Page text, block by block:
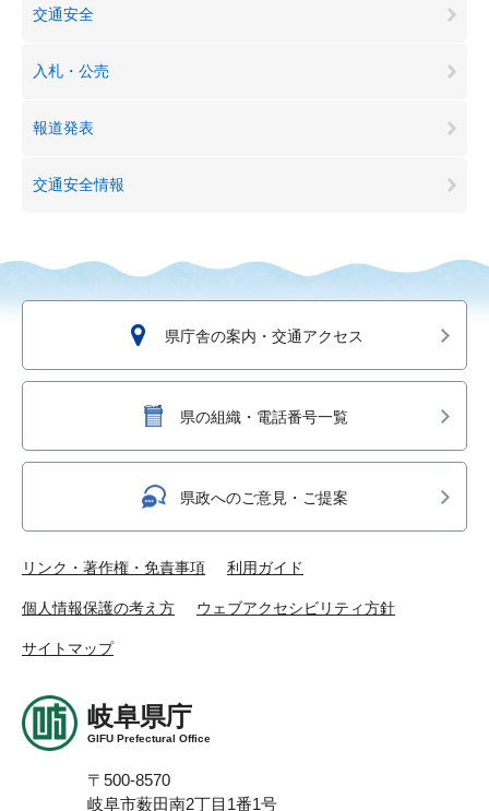
交通安全
入札・公売
報道発表
交通安全情報
県庁舎の案内・交通アクセス
県の組織・電話番号一覧
県政へのご意見・ご提案
リンク・著作権・免責事項 利用ガイド
個人情報保護の考え方 ウェブアクセシビリティ方針
サイトマップ
岐阜県庁
GIFU Prefectural Office
〒500-8570
岐阜市薮田南2丁目1番1号